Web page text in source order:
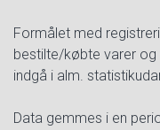
Formålet med
bestilte/købte varer og
indgå i alm.
Data gemmes i en